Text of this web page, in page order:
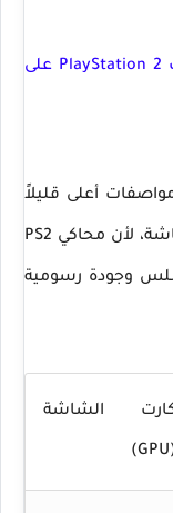
المواصفات المطلوبة لتشغيل كل العاب PlayStation 2 على
أعلى قليلاً
من PS1، خصوصًا في المعالج وكارت الشاشة، لأن محاكي PS2
وجودة رسومية
الشاشة